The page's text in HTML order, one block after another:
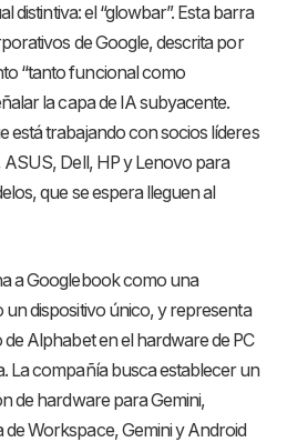
distintiva: el “glowbar”. Esta barra
de Google, descrita por
“tanto funcional como
la capa de IA subyacente.
está trabajando con socios líderes
Dell, HP y Lenovo para
que se espera lleguen al
a Googlebook como una
dispositivo único, y representa
Alphabet en el hardware de PC
La compañía busca establecer un
de hardware para Gemini,
Workspace, Gemini y Android